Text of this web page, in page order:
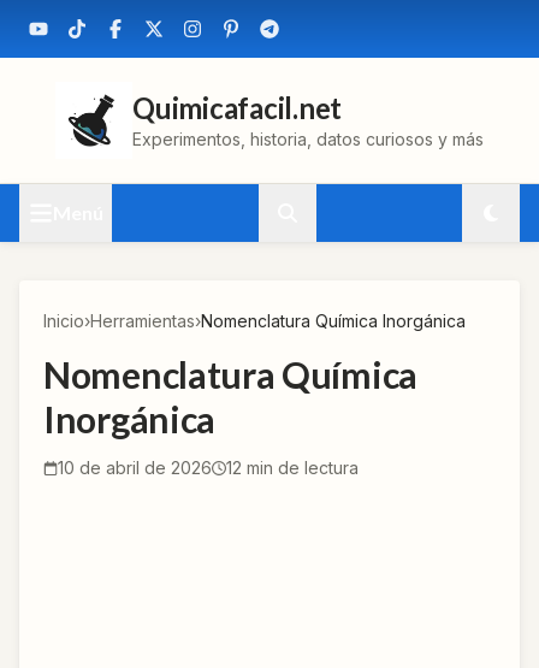
Quimicafacil.net
Experimentos, historia, datos curiosos y más
Inicio›Herramientas›Nomenclatura Química Inorgánica
Nomenclatura Química
Inorgánica
10 de abril de 2026 12 min de lectura